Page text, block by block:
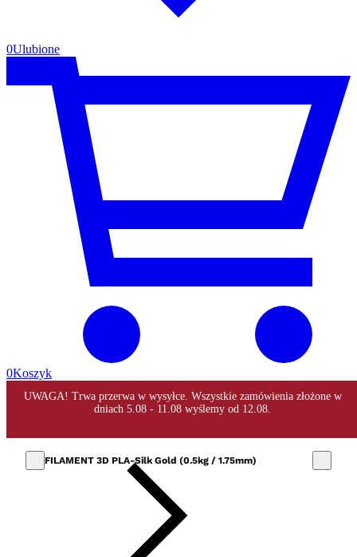
0Ulubione
0Koszyk
FILAMENT 3D PLA-Silk Gold (0.5kg / 1.75mm)